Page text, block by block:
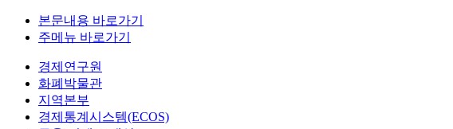
본문내용 바로가기
주메뉴 바로가기
경제연구원
화폐박물관
지역본부
경제통계시스템(ECOS)